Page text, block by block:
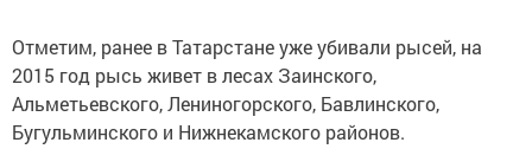
Отметим, ранее в Татарстане уже убивали рысей, на
2015 год рысь живет в лесах Заинского,
Альметьевского, Лениногорского, Бавлинского,
Бугульминского и Нижнекамского районов.